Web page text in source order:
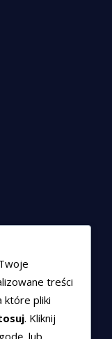
treści
które pliki
. Kliknij
lub